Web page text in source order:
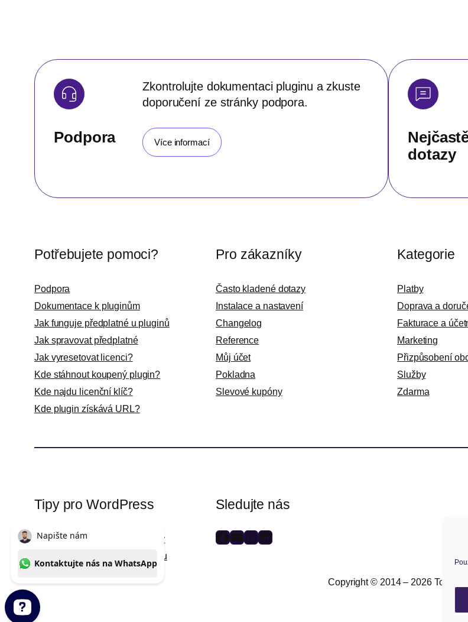
Podpora
Zkontrolujte dokumentaci pluginu a zkuste
doporučení ze stránky podpora.
Více informací
dotazy
Potřebujete pomoci?
Podpora
Dokumentace k pluginům
Jak funguje předplatné u pluginů
Jak spravovat předplatné
Jak vyresetovat licenci?
Kde stáhnout koupený plugin?
Kde najdu licenční klíč?
Kde plugin získává URL?
Pro zákazníky
Často kladené dotazy
Instalace a nastavení
Changelog
Reference
Můj účet
Pokladna
Slevové kupóny
Kategorie
Platby
Doprava a
Fakturace a
Marketing
Přizpůsobení
Služby
Zdarma
Tipy pro WordPress
WPlama.cz: WordPress návody
Divi.cz: návody pro Divi šablonu
Sledujte nás
F
Y
I
L
Copyright © 2014 – 2026 Toret.cz